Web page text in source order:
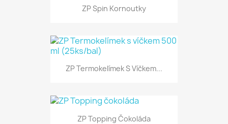
ZP Spin Kornoutky
ZP Termokelímek S Víčkem...
ZP Topping Čokoláda